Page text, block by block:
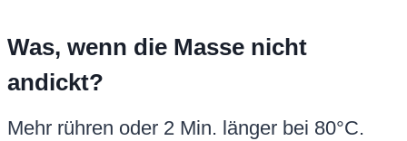
Was, wenn die Masse nicht
andickt?
Mehr rühren oder 2 Min. länger bei 80°C.